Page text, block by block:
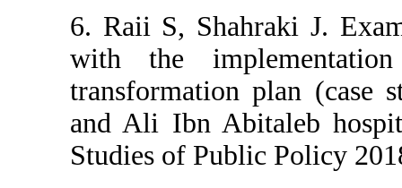
6. Raii S,
with the
and Ali
Studies of